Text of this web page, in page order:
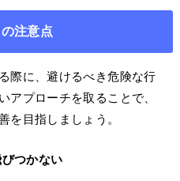
注意点
際に、避けるべき危険な行
アプローチを取ることで、
を目指しましょう。
つかない